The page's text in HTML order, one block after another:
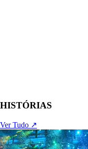
HISTÓRIAS
Ver Tudo ↗